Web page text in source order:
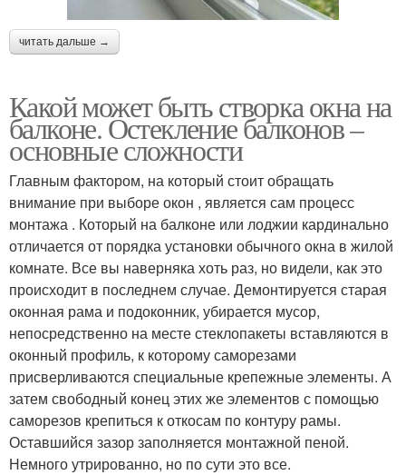
читать дальше →
Какой может быть створка окна на
балконе. Остекление балконов –
основные сложности
Главным фактором, на который стоит обращать
внимание при выборе окон , является сам процесс
монтажа . Который на балконе или лоджии кардинально
отличается от порядка установки обычного окна в жилой
комнате. Все вы наверняка хоть раз, но видели, как это
происходит в последнем случае. Демонтируется старая
оконная рама и подоконник, убирается мусор,
непосредственно на месте стеклопакеты вставляются в
оконный профиль, к которому саморезами
присверливаются специальные крепежные элементы. А
затем свободный конец этих же элементов с помощью
саморезов крепиться к откосам по контуру рамы.
Оставшийся зазор заполняется монтажной пеной.
Немного утрированно, но по сути это все.